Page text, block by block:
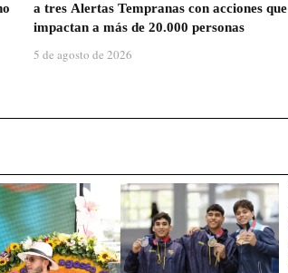
a tres Alertas Tempranas con acciones que
impactan a más de 20.000 personas
5 de agosto de 2026